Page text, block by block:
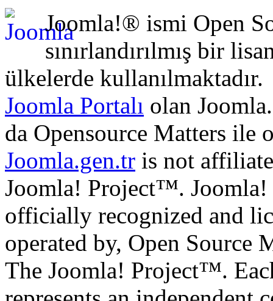
Joomla!® ismi Open
sınırlandırılmış bir
ülkelerde kullanılmaktadır.
Joomla Portalı olan
da Opensource Matters ile
Joomla.gen.tr is not
Joomla! Project™.
officially recognized and
operated by, Open Source
The Joomla! Project™.